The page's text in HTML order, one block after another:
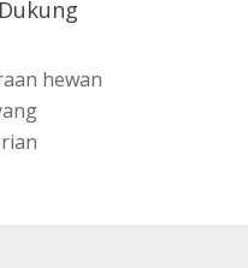
hewan